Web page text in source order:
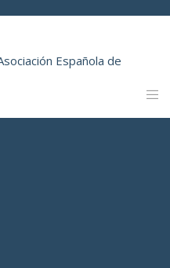
Española de